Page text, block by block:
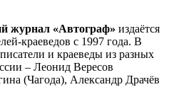
журнал «Автограф» издаётся
краеведов с 1997 года. В
и краеведы из разных
– Леонид Вересов
(Чагода), Александр Драчёв